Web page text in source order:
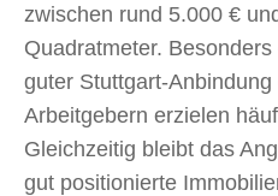
zwischen rund 5.000 €
Quadratmeter.
guter Stuttgart-
Arbeitgebern erzielen
Gleichzeitig bleibt das
gut positionierte